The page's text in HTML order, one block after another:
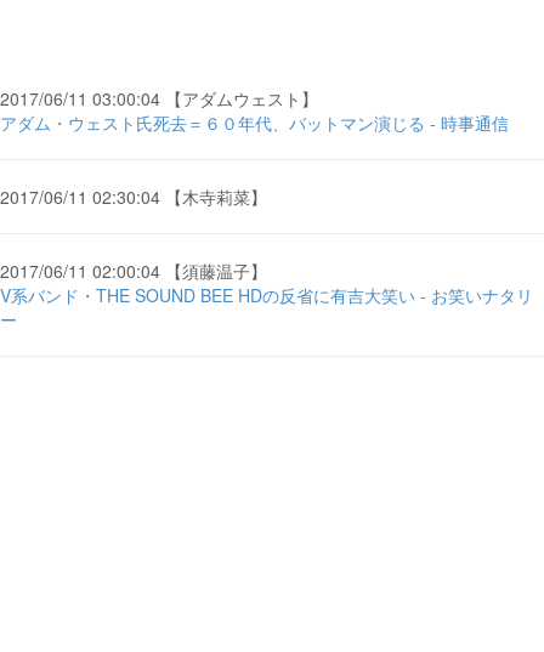
2017/06/11 03:00:04 【アダムウェスト】
アダム・ウェスト氏死去＝６０年代、バットマン演じる - 時事通信
2017/06/11 02:30:04 【木寺莉菜】
2017/06/11 02:00:04 【須藤温子】
V系バンド・THE SOUND BEE HDの反省に有吉大笑い - お笑いナタリ
ー